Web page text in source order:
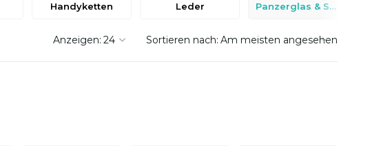
Handyketten Leder Panzerglas & Schutzfolien
Anzeigen: Sortieren nach: